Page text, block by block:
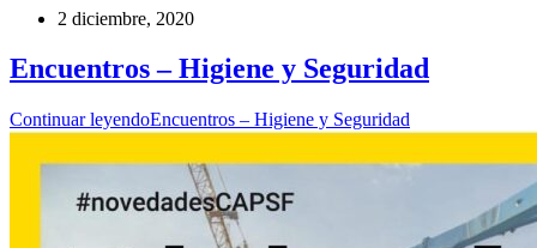
2 diciembre, 2020
Encuentros – Higiene y Seguridad
Continuar leyendoEncuentros – Higiene y Seguridad